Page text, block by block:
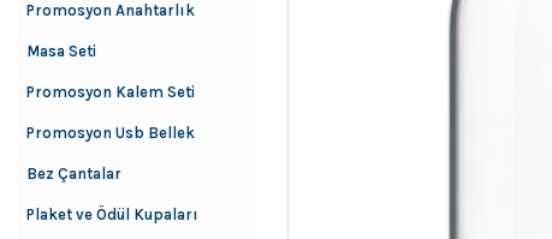
Promosyon Anahtarlık
Masa Seti
Promosyon Kalem Seti
Promosyon Usb Bellek
Bez Çantalar
Plaket ve Ödül Kupaları